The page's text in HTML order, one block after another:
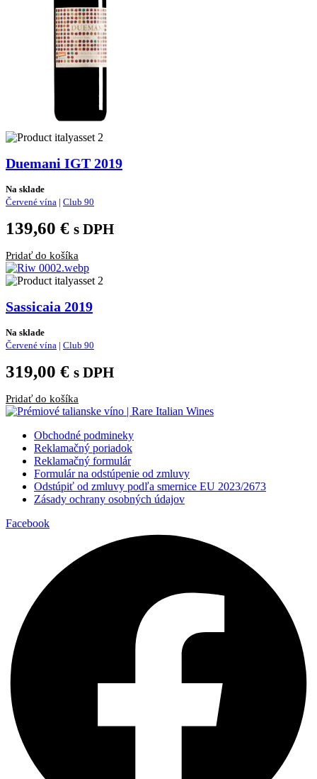
Duemani IGT 2019
Na sklade
Červené vína | Club 90
139,60 € s DPH
Pridať do košíka
Sassicaia 2019
Na sklade
Červené vína | Club 90
319,00 € s DPH
Pridať do košíka
Obchodné podmineky
Reklamačný poriadok
Reklamačný formulár
Formulár na odstúpenie od zmluvy
Odstúpiť od zmluvy podľa smernice EU 2023/2673
Zásady ochrany osobných údajov
Facebook